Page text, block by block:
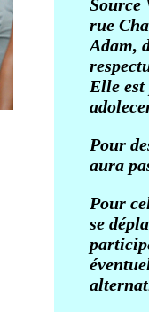
Source
rue
Adam,
Elle est
Pour
aura
Pour
se